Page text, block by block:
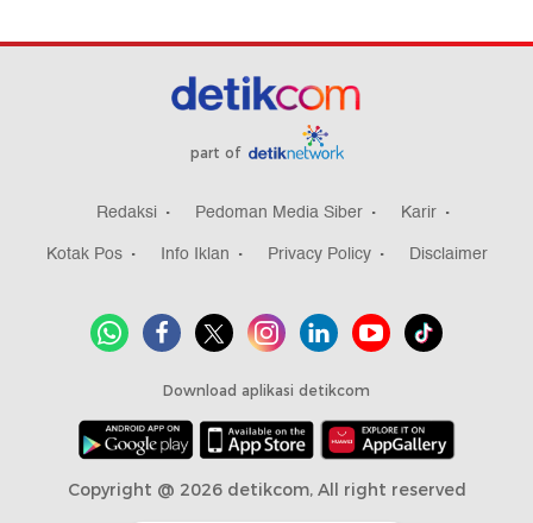
part of
Redaksi Pedoman Media Siber
Karir
Kotak Pos
Info Iklan Privacy Policy Disclaimer
Download aplikasi detikcom
Copyright @ 2026 detikcom, All right reserved